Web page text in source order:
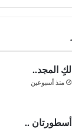
لكِ المجد..
منذ أسبوعين
أسطورتان ..